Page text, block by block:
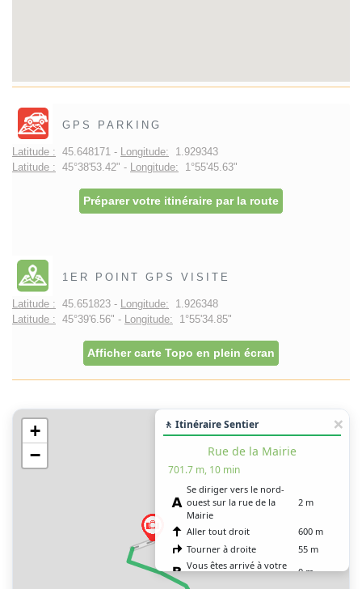
GPS PARKING
Latitude : 45.648171 - Longitude: 1.929343
Latitude : 45°38'53.42" - Longitude: 1°55'45.63"
Préparer votre itinéraire par la route
1ER POINT GPS VISITE
Latitude : 45.651823 - Longitude: 1.926348
Latitude : 45°39'6.56" - Longitude: 1°55'34.85"
Afficher carte Topo en plein écran
+
−
🚶 Itinéraire Sentier
Rue de la Mairie
701.7 m, 10 min
Se diriger vers le nord-
ouest sur la rue de la
Mairie
2 m
Aller tout droit
600 m
Tourner à droite
55 m
Vous êtes arrivé à votre
0 m